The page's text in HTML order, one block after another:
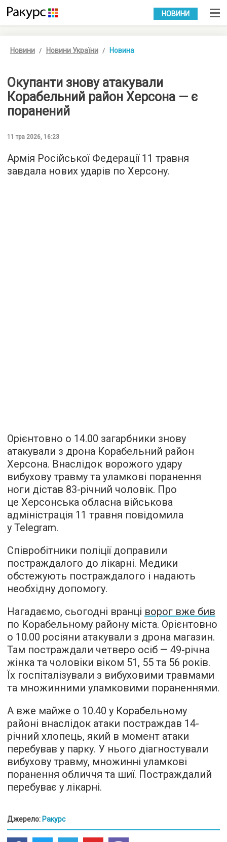
УКР РУС
НОВИНИ
Новини Новини України Новина
Окупанти знову атакували
Корабельний район Херсона — є
поранений
11 тра 2026, 16:23
Армія Російської Федерації 11 травня
завдала нових ударів по Херсону.
Орієнтовно о 14.00 загарбники знову
атакували з дрона Корабельний район
Херсона. Внаслідок ворожого удару
вибухову травму та уламкові поранення
ноги дістав 83-річний чоловік. Про
це Херсонська обласна військова
адміністрація 11 травня повідомила
у Telegram.
Співробітники поліції доправили
постраждалого до лікарні. Медики
обстежують постраждалого і надають
необхідну допомогу.
Нагадаємо, сьогодні вранці ворог вже бив
по Корабельному району міста. Орієнтовно
о 10.00 росіяни атакували з дрона магазин.
Там постраждали четверо осіб — 49-річна
жінка та чоловіки віком 51, 55 та 56 років.
Їх госпіталізували з вибуховими травмами
та множинними уламковими пораненнями.
А вже майже о 10.40 у Корабельному
районі внаслідок атаки постраждав 14-
річний хлопець, який в момент атаки
перебував у парку. У нього діагностували
вибухову травму, множинні уламкові
поранення обличчя та шиї. Постраждалий
перебуває у лікарні.
Джерело: Ракурс